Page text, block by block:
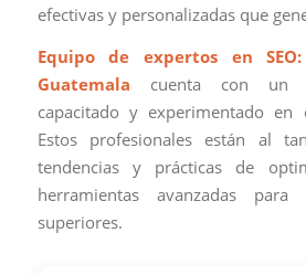
efectivas y personalizadas que
Equipo de expertos en SEO:
Guatemala cuenta con un
capacitado y experimentado en
Estos profesionales están al
tendencias y prácticas de
herramientas avanzadas para
superiores.